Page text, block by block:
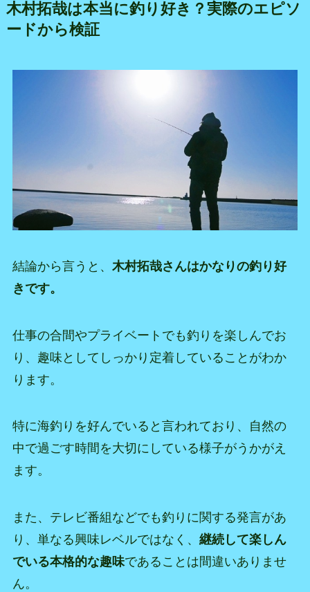
木村拓哉は本当に釣り好き？実際のエピソ
ードから検証
結論から言うと、 木村拓哉さんはかなりの釣り好
きです。
仕事の合間やプライベートでも釣りを楽しんでお
り、趣味としてしっかり定着していることがわか
ります。
特に海釣りを好んでいると言われており、自然の
中で過ごす時間を大切にしている様子がうかがえ
ます。
また、テレビ番組などでも釣りに関する発言があ
り、単なる興味レベルではなく、 継続して楽しん
でいる本格的な趣味であることは間違いありませ
ん。